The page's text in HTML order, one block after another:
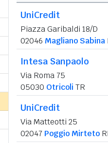
UniCredit
Piazza Garibaldi 18/D
02046 Magliano Sabina
Intesa Sanpaolo
Via Roma 75
05030 Otricoli TR
UniCredit
Via Matteotti 25
02047 Poggio Mirteto RI